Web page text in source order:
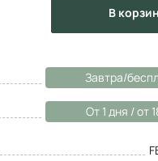
в
Завтра/
От 1 дня / от